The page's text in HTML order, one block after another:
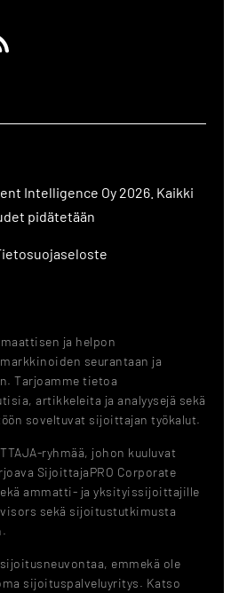
Intelligence Oy 2026. Kaikki
pidätetään
ja helpon
seurantaan ja
Tarjoamme tietoa
artikkeleita ja analyysejä sekä
soveltuvat sijoittajan työkalut.
ryhmää, johon kuuluvat
SijoittajaPRO Corporate
ammatti- ja yksityissijoittajille
sekä sijoitustutkimusta
emmekä ole
sijoituspalveluyritys. Katso